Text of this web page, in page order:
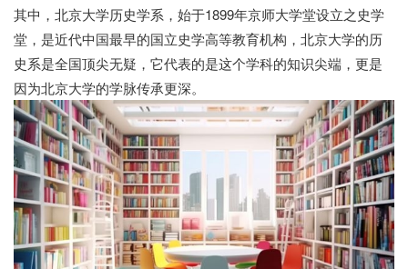
其中，北京大学历史学系，始于1899年京师大学堂设立之史学
堂，是近代中国最早的国立史学高等教育机构，北京大学的历
史系是全国顶尖无疑，它代表的是这个学科的知识尖端，更是
因为北京大学的学脉传承更深。